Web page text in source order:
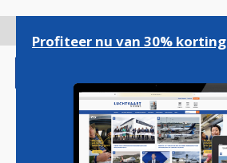
gaan
Profiteer nu van 30% korting